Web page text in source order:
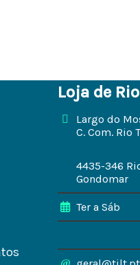
Loja de
Largo do
C. Com. Rio
4435-346
Gondomar
Ter a Sáb